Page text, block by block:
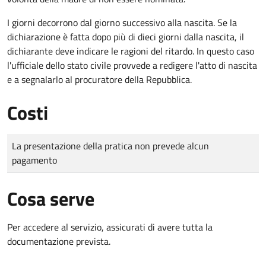
I giorni decorrono dal giorno successivo alla nascita. Se la
dichiarazione è fatta dopo più di dieci giorni dalla nascita, il
dichiarante deve indicare le ragioni del ritardo. In questo caso
l'ufficiale dello stato civile provvede a redigere l'atto di nascita
e a segnalarlo al procuratore della Repubblica.
Costi
Tipo di pagamento
Importo
La presentazione della pratica non prevede alcun
pagamento
Cosa serve
Per accedere al servizio, assicurati di avere tutta la
documentazione prevista.